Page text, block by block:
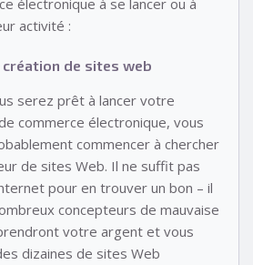
activité :
création de sites web
serez prêt à lancer votre
commerce électronique, vous
commencer à chercher
de sites Web. Il ne suffit pas
pour en trouver un bon – il
concepteurs de mauvaise
votre argent et vous
dizaines de sites Web